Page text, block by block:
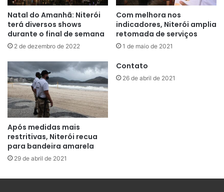
Natal do Amanhã: Niterói
terá diversos shows
durante o final de semana
2 de dezembro de 2022
Com melhora nos
indicadores, Niterói amplia
retomada de serviços
1 de maio de 2021
Após medidas mais
restritivas, Niterói recua
para bandeira amarela
29 de abril de 2021
Contato
26 de abril de 2021